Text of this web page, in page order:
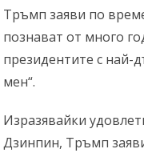
Тръмп заяви по
познават от много
президентите с най-
мен“.
Изразявайки
Дзинпин, Тръмп